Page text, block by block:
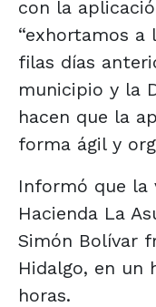
con la
“exhortamos a
filas días
municipio y la
hacen que la
forma ágil y
Informó que la
Hacienda La
Simón Bolívar
Hidalgo, en un
horas.